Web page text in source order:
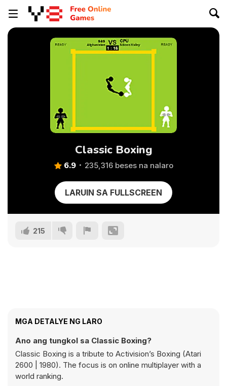
Classic Boxing
6.9 235,316 beses na nalaro
LARUIN SA FULLSCREEN
215
MGA DETALYE NG LARO
Ano ang tungkol sa Classic Boxing?
Classic Boxing is a tribute to Activision’s Boxing (Atari
2600 | 1980). The focus is on online multiplayer with a
world ranking.